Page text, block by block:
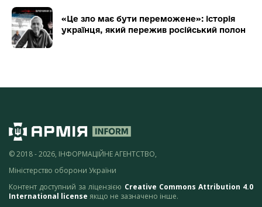
«Це зло має бути переможене»: історія
українця, який пережив російський полон
© 2018 - 2026, ІНФОРМАЦІЙНЕ АГЕНТСТВО,
Міністерство оборони України
Контент доступний за ліцензією Creative Commons Attribution 4.0
International license якщо не зазначено інше.